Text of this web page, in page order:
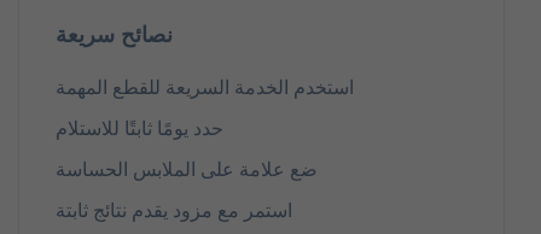
نصائح سريعة
استخدم الخدمة السريعة للقطع المهمة
حدد يومًا ثابتًا للاستلام
ضع علامة على الملابس الحساسة
استمر مع مزود يقدم نتائج ثابتة